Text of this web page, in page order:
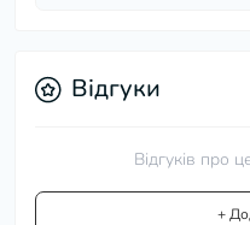
Відгуки
Відгуків про
+